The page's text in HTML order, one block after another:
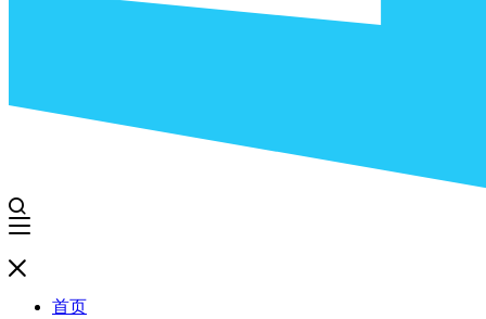
首页